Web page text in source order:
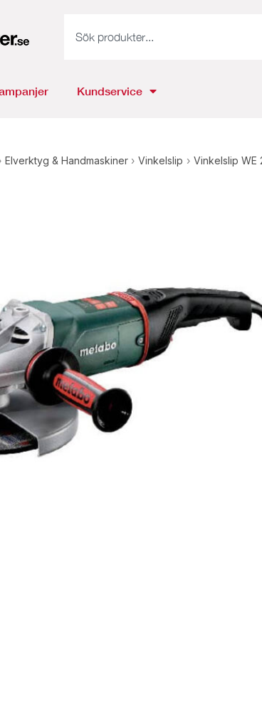
Kundservice
Elverktyg & Handmaskiner › Vinkelslip › Vinkelslip WE